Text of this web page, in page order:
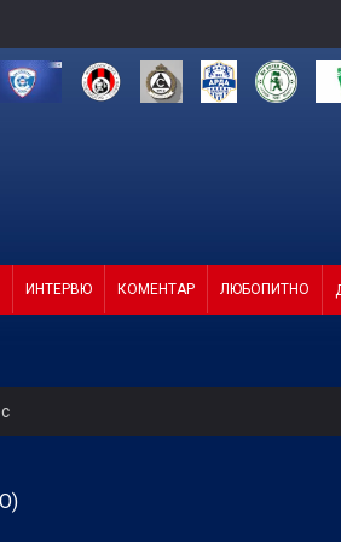
ИНТЕРВЮ КОМЕНТАР ЛЮБОПИТНО
срещу Макаби в Грузия